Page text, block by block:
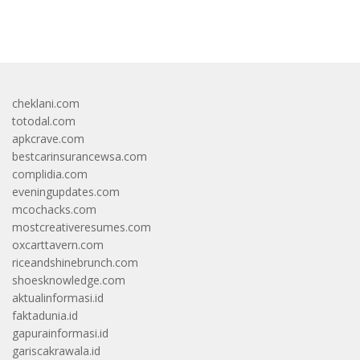
cheklani.com
totodal.com
apkcrave.com
bestcarinsurancewsa.com
complidia.com
eveningupdates.com
mcochacks.com
mostcreativeresumes.com
oxcarttavern.com
riceandshinebrunch.com
shoesknowledge.com
aktualinformasi.id
faktadunia.id
gapurainformasi.id
gariscakrawala.id